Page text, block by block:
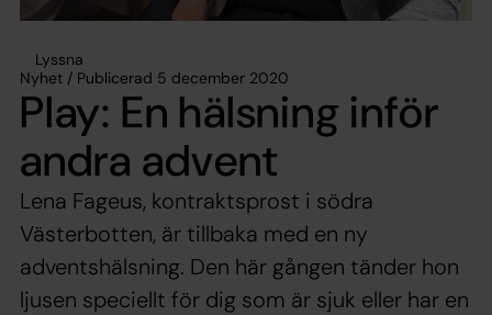
Lyssna
Nyhet / Publicerad 5 december 2020
Play: En hälsning inför
andra advent
Lena Fageus, kontraktsprost i södra
Västerbotten, är tillbaka med en ny
adventshälsning. Den här gången tänder hon
ljusen speciellt för dig som är sjuk eller har en